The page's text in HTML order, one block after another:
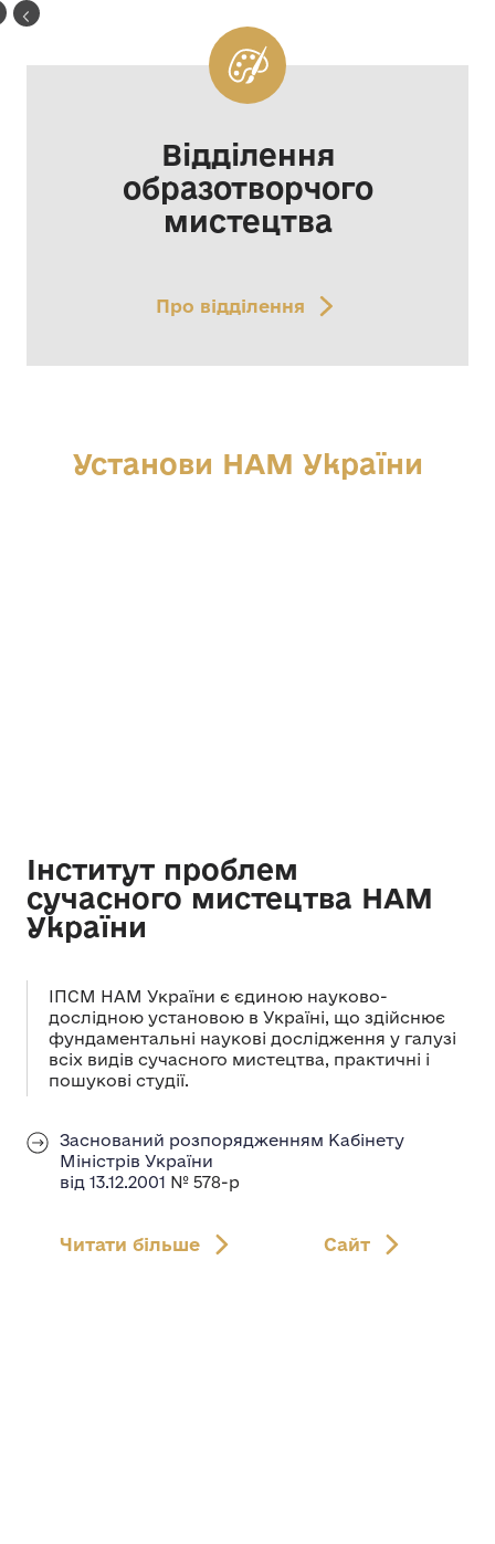
Відділення
образотворчого
мистецтва
Про відділення
Установи НАМ України
Інститут проблем
сучасного мистецтва НАМ
України
ІПСМ НАМ України є єдиною науково-
дослідною установою в Україні, що здійснює
фундаментальні наукові дослідження у галузі
всіх видів сучасного мистецтва, практичні і
пошукові студії.
Заснований розпорядженням Кабінету
Міністрів України
від 13.12.2001 № 578-р
Читати більше Сайт